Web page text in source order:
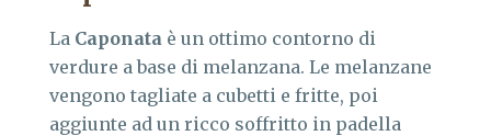
La Caponata è un ottimo contorno di
verdure a base di melanzana. Le melanzane
vengono tagliate a cubetti e fritte, poi
aggiunte ad un ricco soffritto in padella